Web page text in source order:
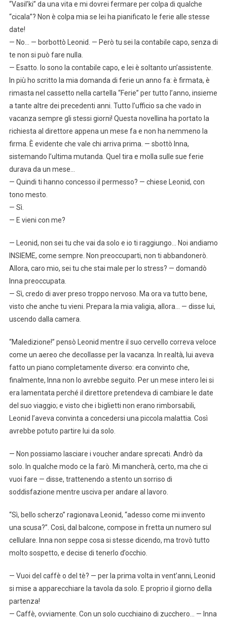
“Vasil’ki” da una vita e mi dovrei fermare per colpa di qualche
“cicala”? Non è colpa mia se lei ha pianificato le ferie alle stesse
date!
— No… — borbottò Leonid. — Però tu sei la contabile capo, senza di
te non si può fare nulla.
— Esatto. Io sono la contabile capo, e lei è soltanto un’assistente.
In più ho scritto la mia domanda di ferie un anno fa: è firmata, è
rimasta nel cassetto nella cartella “Ferie” per tutto l’anno, insieme
a tante altre dei precedenti anni. Tutto l’ufficio sa che vado in
vacanza sempre gli stessi giorni! Questa novellina ha portato la
richiesta al direttore appena un mese fa e non ha nemmeno la
firma. È evidente che vale chi arriva prima. — sbottò Inna,
sistemando l’ultima mutanda. Quel tira e molla sulle sue ferie
durava da un mese…
— Quindi ti hanno concesso il permesso? — chiese Leonid, con
tono mesto.
— Sì.
— E vieni con me?
— Leonid, non sei tu che vai da solo e io ti raggiungo… Noi andiamo
INSIEME, come sempre. Non preoccuparti, non ti abbandonerò.
Allora, caro mio, sei tu che stai male per lo stress? — domandò
Inna preoccupata.
— Sì, credo di aver preso troppo nervoso. Ma ora va tutto bene,
visto che anche tu vieni. Prepara la mia valigia, allora… — disse lui,
uscendo dalla camera.
“Maledizione!” pensò Leonid mentre il suo cervello correva veloce
come un aereo che decollasse per la vacanza. In realtà, lui aveva
fatto un piano completamente diverso: era convinto che,
finalmente, Inna non lo avrebbe seguito. Per un mese intero lei si
era lamentata perché il direttore pretendeva di cambiare le date
del suo viaggio; e visto che i biglietti non erano rimborsabili,
Leonid l’aveva convinta a concedersi una piccola malattia. Così
avrebbe potuto partire lui da solo.
— Non possiamo lasciare i voucher andare sprecati. Andrò da
solo. In qualche modo ce la farò. Mi mancherà, certo, ma che ci
vuoi fare — disse, trattenendo a stento un sorriso di
soddisfazione mentre usciva per andare al lavoro.
“Sì, bello scherzo” ragionava Leonid, “adesso come mi invento
una scusa?”. Così, dal balcone, compose in fretta un numero sul
cellulare. Inna non seppe cosa si stesse dicendo, ma trovò tutto
molto sospetto, e decise di tenerlo d’occhio.
— Vuoi del caffè o del tè? — per la prima volta in vent’anni, Leonid
si mise a apparecchiare la tavola da solo. E proprio il giorno della
partenza!
— Caffè, ovviamente. Con un solo cucchiaino di zucchero… — Inna